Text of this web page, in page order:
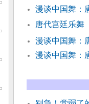
漫谈中国舞：
唐代宫廷乐舞
漫谈中国舞：
漫谈中国舞：